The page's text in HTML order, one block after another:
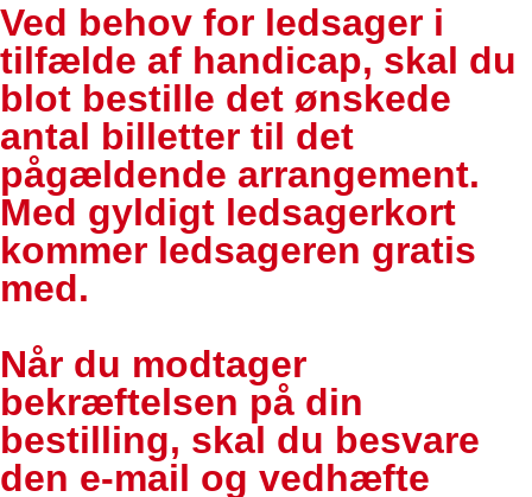
Ved behov for ledsager i
tilfælde af handicap, skal du
blot bestille det ønskede
antal billetter til det
pågældende arrangement.
Med gyldigt ledsagerkort
kommer ledsageren gratis
med.
Når du modtager
bekræftelsen på din
bestilling, skal du besvare
den e-mail og vedhæfte